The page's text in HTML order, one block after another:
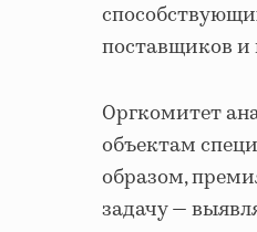
поставщиков и
Оргкомитет
объектам
образом,
задачу —